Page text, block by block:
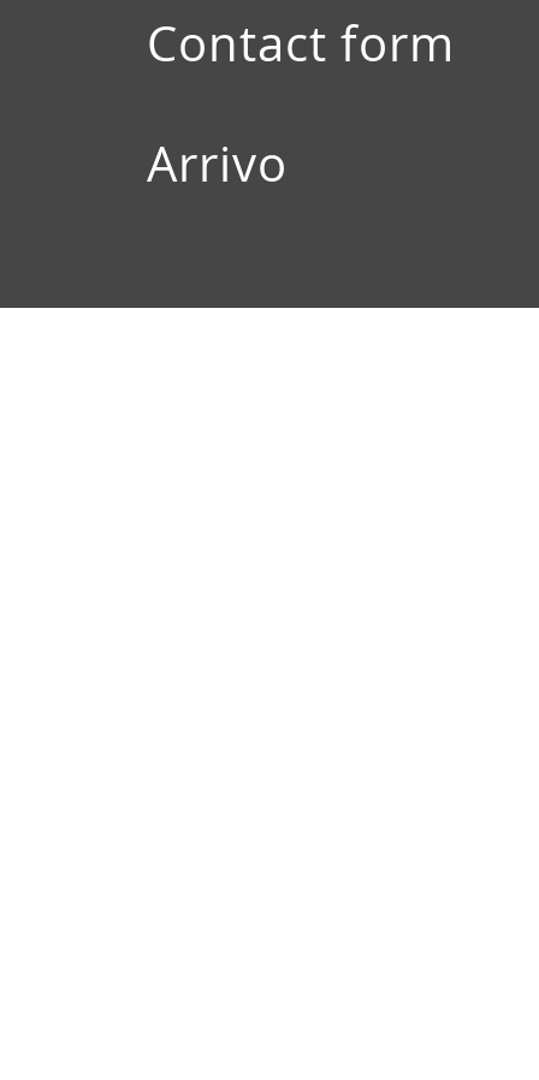
Contact form
Arrivo